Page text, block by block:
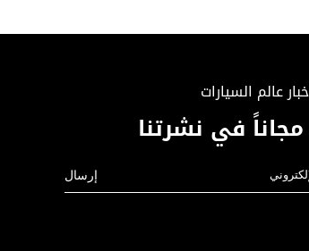
عالم السيارات
في نشرتنا